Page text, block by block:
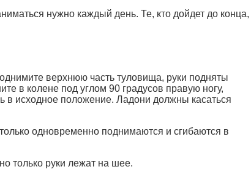
нужно каждый день. Те, кто дойдет до конца,
верхнюю часть туловища, руки подняты
в колене под углом 90 градусов правую ногу,
в исходное положение. Ладони должны касаться
одновременно поднимаются и сгибаются в
только руки лежат на шее.